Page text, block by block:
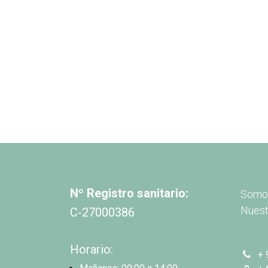
Nº Registro sanitario:
C-27000386
Horario:
+